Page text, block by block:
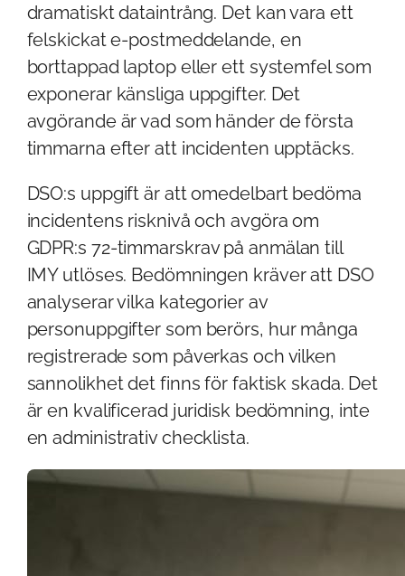
dramatiskt dataintrång. Det kan vara ett
felskickat e-postmeddelande, en
borttappad laptop eller ett systemfel som
exponerar känsliga uppgifter. Det
avgörande är vad som händer de första
timmarna efter att incidenten upptäcks.
DSO:s uppgift är att omedelbart bedöma
incidentens risknivå och avgöra om
GDPR:s 72-timmarskrav på anmälan till
IMY utlöses. Bedömningen kräver att DSO
analyserar vilka kategorier av
personuppgifter som berörs, hur många
registrerade som påverkas och vilken
sannolikhet det finns för faktisk skada. Det
är en kvalificerad juridisk bedömning, inte
en administrativ checklista.